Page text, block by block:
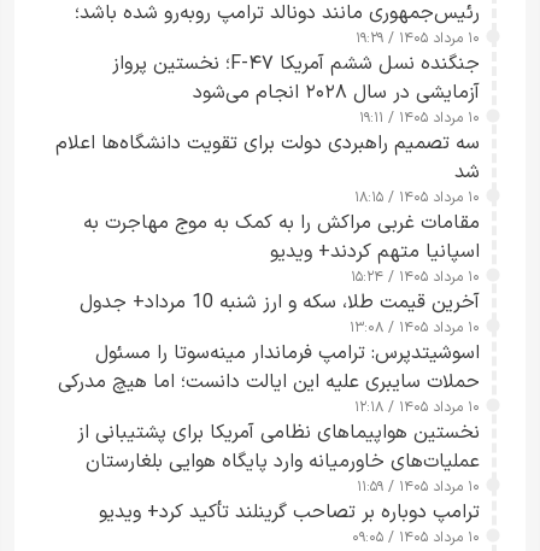
رئیس‌جمهوری مانند دونالد ترامپ روبه‌رو شده باشد؛
کسی که واقعاً دست به اقدام می‌زند
۱۰ مرداد ۱۴۰۵ / ۱۹:۲۹
جنگنده نسل ششم آمریکا F-۴۷؛ نخستین پرواز
آزمایشی در سال ۲۰۲۸ انجام می‌شود
۱۰ مرداد ۱۴۰۵ / ۱۹:۱۱
سه تصمیم راهبردی دولت برای تقویت دانشگاه‌ها اعلام
شد
۱۰ مرداد ۱۴۰۵ / ۱۸:۱۵
مقامات غربی مراکش را به کمک به موج مهاجرت به
اسپانیا متهم کردند+ ویدیو
۱۰ مرداد ۱۴۰۵ / ۱۵:۲۴
آخرین قیمت طلا، سکه و ارز شنبه 10 مرداد+ جدول
۱۰ مرداد ۱۴۰۵ / ۱۳:۰۸
اسوشیتدپرس: ترامپ فرماندار مینه‌سوتا را مسئول
حملات سایبری علیه این ایالت دانست؛ اما هیچ مدرکی
ارائه نکرد
۱۰ مرداد ۱۴۰۵ / ۱۲:۱۸
نخستین هواپیماهای نظامی آمریکا برای پشتیبانی از
عملیات‌های خاورمیانه وارد پایگاه هوایی بلغارستان
شدند
۱۰ مرداد ۱۴۰۵ / ۱۱:۵۹
ترامپ دوباره بر تصاحب گرینلند تأکید کرد+ ویدیو
۱۰ مرداد ۱۴۰۵ / ۰۹:۰۵